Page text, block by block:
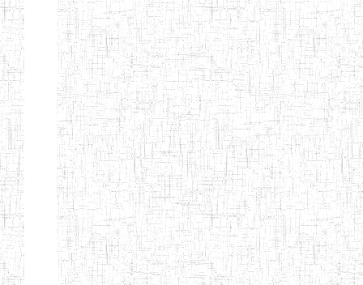
INSTITUTE
CEFED/SPED/TTI
SANTA
17/11/2008 ENIEG
PTTC MBENGWI 06/08/1990 ENIEG
FULL GOSPEL
BTTC MBENGWI
02/10/1998 ENIEG
BAPTIST
TEACHERS
TRAINING
08/08/1983 ENIEG